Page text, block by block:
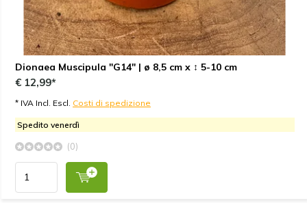
Dionaea Muscipula "G14" | ø 8,5 cm x ↕ 5-10 cm
€ 12,99*
* IVA Incl. Escl. Costi di spedizione
Spedito venerdì
(0)